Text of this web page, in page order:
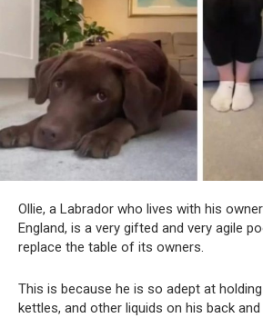
Ollie, a Labrador who lives with his
England, is a very gifted and very agile
replace the table of its owners.
This is because he is so adept at
kettles, and other liquids on his back